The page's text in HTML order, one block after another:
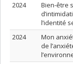
2024
Bien-être
l’identité
2024
Mon
de